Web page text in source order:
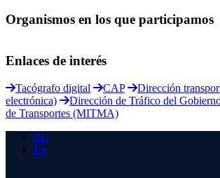
Organismos en los que participamos
Enlaces de interés
Tacógrafo digital CAP
Dirección
electrónica)
Dirección de Tráfico del
de Transportes (MITMA)
EU
ES